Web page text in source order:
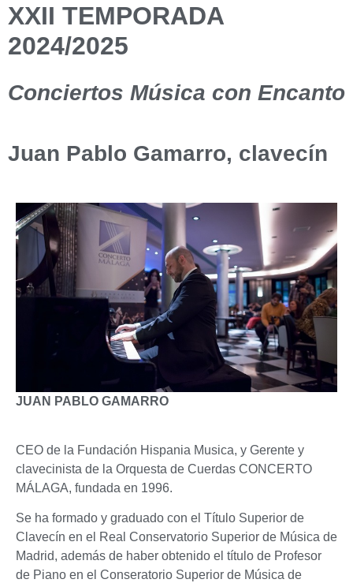
XXII TEMPORADA
2024/2025
Conciertos Música con Encanto
Juan Pablo Gamarro, clavecín
JUAN PABLO GAMARRO
CEO de la Fundación Hispania Musica, y Gerente y
clavecinista de la Orquesta de Cuerdas CONCERTO
MÁLAGA, fundada en 1996.
Se ha formado y graduado con el Título Superior de
Clavecín en el Real Conservatorio Superior de Música de
Madrid, además de haber obtenido el título de Profesor
de Piano en el Conseratorio Superior de Música de